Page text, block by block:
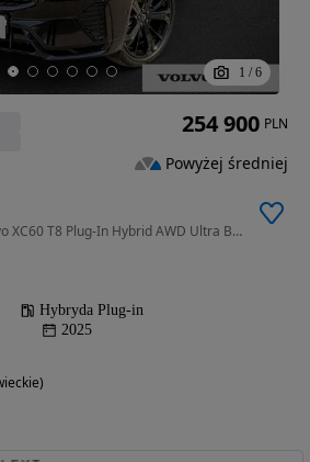
1 / 6
1969 cm3 • 310 KM • Volvo XC60 T8 Plug-In Hybrid AWD Ultra Black Edition, gwarancja, bezwy
Hybryda Plug-in
2025
254 900 PLN
Powyżej średniej